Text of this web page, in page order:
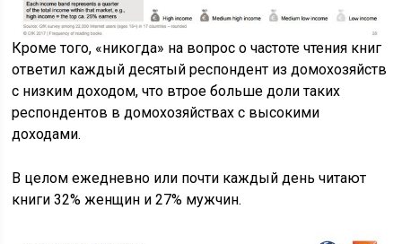
Кроме того, «никогда» на вопрос о частоте чтения книг
ответил каждый десятый респондент из домохозяйств
с низким доходом, что втрое больше доли таких
респондентов в домохозяйствах с высокими
доходами.
В целом ежедневно или почти каждый день читают
книги 32% женщин и 27% мужчин.